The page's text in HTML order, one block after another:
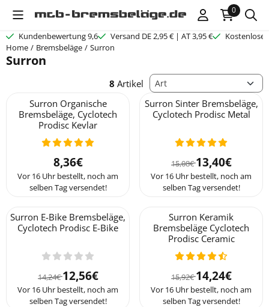
Cookie-Einstellungen verfügbar. Einstellungen wählen oder alle
0
Kundenbewertung 9,6 Versand DE 2,95 € | AT 3,95 €
Home / Bremsbeläge / Surron
Surron
8 Artikel Sortiermethode
Surron Organische
Bremsbeläge, Cyclotech
Prodisc Kevlar
Preis: 8,36
8,36€
Vor 16 Uhr bestellt, noch am
selben Tag versendet!
Surron Sinter Bremsbeläge,
Cyclotech Prodisc Metal
Von 15,08 für
15,08€13,40€
Vor 16 Uhr bestellt, noch am
selben Tag versendet!
Surron E-Bike Bremsbeläge,
Cyclotech Prodisc E-Bike
Von 14,24 für 12,56
14,24€12,56€
Vor 16 Uhr bestellt, noch am
selben Tag versendet!
Surron Keramik
Bremsbeläge Cyclotech
Prodisc Ceramic
Von 15,92 für
15,92€14,24€
Vor 16 Uhr bestellt, noch am
selben Tag versendet!